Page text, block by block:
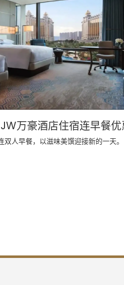
万豪酒店住宿连早餐优
双人早餐，以滋味美馔迎接新的一天。